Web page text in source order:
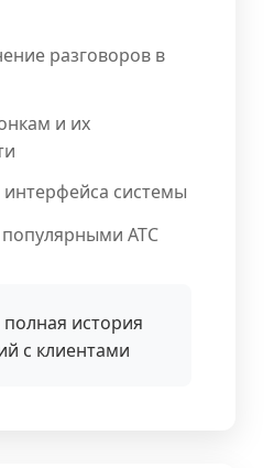
разговоров в
и их
интерфейса системы
популярными АТС
полная история
с клиентами